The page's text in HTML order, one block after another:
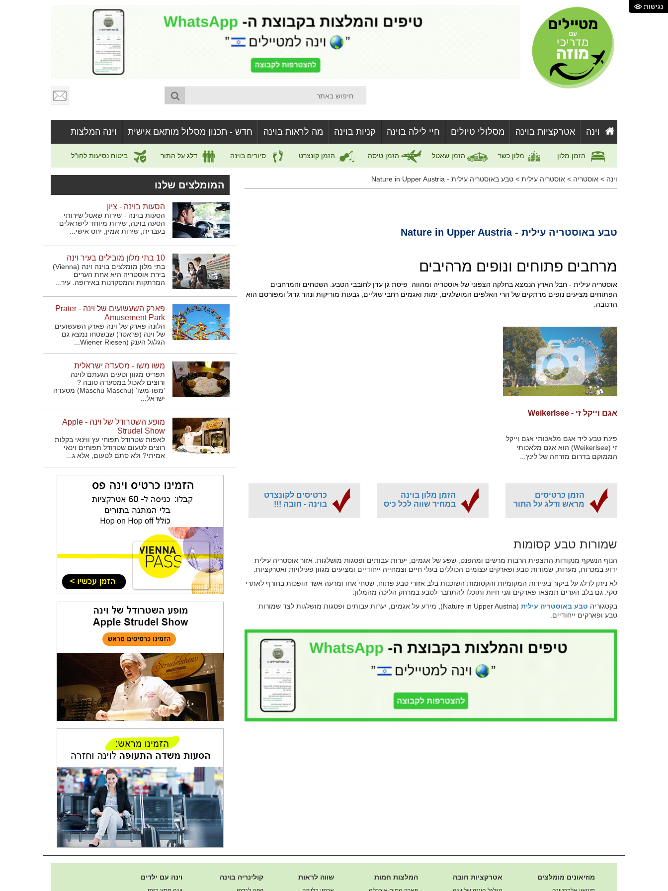
וינה אטרקציות בוינה מסלולי טיולים חיי לילה בוינה קניות בוינה מה לראות בוינה חדש - תכנון מסלול מותאם אישית וינה המלצות
הזמן מלון מלון כשר הזמן שאטל הזמן טיסה הזמן קונצרט סיורים בוינה דלג על התור ביטוח נסיעות לחו"ל
וינה > אוסטריה > אוסטריה עילית > טבע באוסטריה עילית - Nature in Upper Austria
טבע באוסטריה עילית - Nature in Upper Austria
מרחבים פתוחים ונופים מרהיבים
אוסטריה עילית - חבל הארץ הנמצא בחלקה הצפוני של אוסטריה ומהווה פיסת גן עדן לחובבי הטבע. השטחים והמרחבים
הפתוחים מציעים נופים מרתקים של הרי האלפים המושלגים, ימות ואגמים רחבי שוליים, גבעות מוריקות ונהר גדול ומפורסם הוא
הדנובה.
אגם וייקל זי - Weikerlsee
פינת טבע ליד אגם מלאכותי אגם וייקל
זי (Weikerlsee) הוא אגם מלאכותי
הממוקם בדרום מזרחה של לינץ...
הזמן כרטיסים
מראש ודלג על התור
הזמן מלון בוינה
במחיר שווה לכל כיס
כרטיסים לקונצרט
בוינה - חובה !!!
שמורות טבע קסומות
הנוף הנשקף מנקודות התצפית הרבות מרשים ומהפנט, שפע של אגמים, יערות עבותים ופסגות מושלגות. אזור אוסטריה עילית
ידוע במכרות, מערות, שמורות טבע ופארקים עצומים הכוללים בעלי חיים וצמחייה ייחודיים ומציעים מגוון פעילויות ואטרקציות.
לא ניתן לדלג על ביקור בעיירות המקומיות והקסומות השוכנות בלב אזורי טבע פתוח, שטחי אחו ומרעה אשר הופכות בחורף לאתרי
סקי. גם בלב הערים תמצאו פארקים וגני חיות ותוכלו להתחבר לטבע במרחק הליכה מהמלון.
בקטגוריה טבע באוסטריה עילית
(Nature in Upper Austria), מידע על אגמים, יערות עבותים ופסגות מושלגות לצד שמורות
טבע ופארקים ייחודיים.
המומלצים שלנו
הסעות בוינה - ציון
הסעות בוינה - שירות שאטל שירותי
הסעה בוינה, שירות מיוחד לישראלים
בעברית, שירות אמין, יחס אישי...
10 בתי מלון מובילים בעיר וינה
בתי מלון מומלצים בוינה וינה (Vienna)
בירת אוסטריה היא אחת הערים
המרתקות והמסקרנות באירופה. עיר...
פארק השעשועים של וינה - Prater
Amusement Park
הלונה פארק של וינה פארק השעשועים
של וינה (פראטר) שבשטחו נמצא גם
הגלגל הענק (Wiener Riesen...
משו משו - מסעדה ישראלית
תפריט מגוון וטעים הגעתם לוינה
ורוצים לאכול במסעדה טובה ?
'משו-משו' (Maschu Maschu) מסעדה
ישראל...
מופע השטרודל של וינה - Apple
Strudel Show
לאפות שטרודל תפוחי עץ ווינאי בקלות
רוצים לטעום שטרודל תפוחים וינאי
אמיתי? ולא סתם לטעום, אלא ג...
מוזיאונים מומלצים אטרקציות חובה המלצות חמות שווה לראות קולינריה בוינה וינה עם ילדים
נגישות